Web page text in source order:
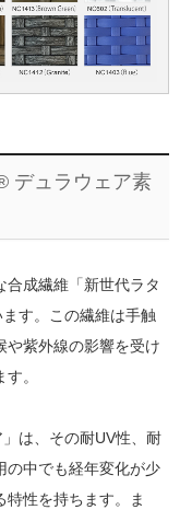
デュラウェア素
合成繊維「新世代ラタ
す。この繊維は手触
や紫外線の影響を受け
。
は、その耐UV性、耐
の中でも経年変化が少
性を持ちます。ま